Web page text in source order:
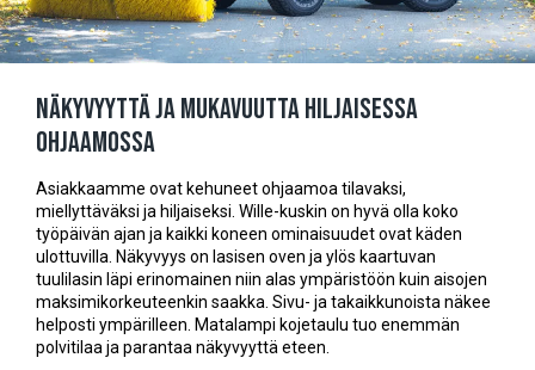
Näkyvyyttä ja mukavuutta hiljaisessa
ohjaamossa
Asiakkaamme ovat kehuneet ohjaamoa tilavaksi,
miellyttäväksi ja hiljaiseksi. Wille-kuskin on hyvä olla koko
työpäivän ajan ja kaikki koneen ominaisuudet ovat käden
ulottuvilla. Näkyvyys on lasisen oven ja ylös kaartuvan
tuulilasin läpi erinomainen niin alas ympäristöön kuin aisojen
maksimikorkeuteenkin saakka. Sivu- ja takaikkunoista näkee
helposti ympärilleen. Matalampi kojetaulu tuo enemmän
polvitilaa ja parantaa näkyvyyttä eteen.